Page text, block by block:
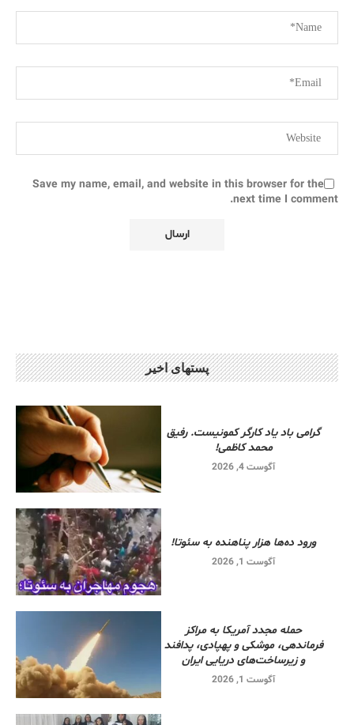
Save my name, email, and website in this browser for the
next time I comment.
پستهای اخیر
گرامی باد یاد کارگر کمونیست. رفیق
محمد کاظمی!
آگوست 4, 2026
ورود ده‌ها هزار پناهنده به سئوتا!
آگوست 1, 2026
حمله مجدد آمریکا به مراکز
فرماندهی، موشکی و پهپادی، پدافند
و زیرساخت‌های دریایی ایران
آگوست 1, 2026